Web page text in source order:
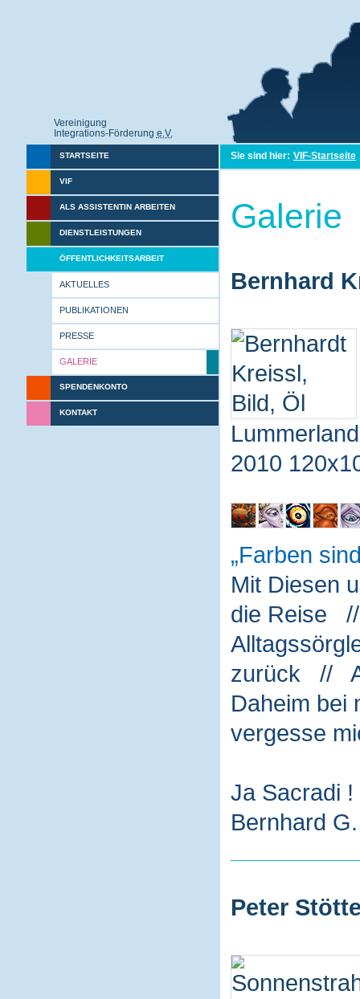
Vereinigung
Integrations-Förderung e.V.
STARTSEITE
VIF
ALS ASSISTENTIN ARBEITEN
DIENSTLEISTUNGEN
ÖFFENTLICHKEITSARBEIT
AKTUELLES
PUBLIKATIONEN
PRESSE
GALERIE
SPENDENKONTO
KONTAKT
Sie sind hier: VIF-Startseite
Galerie
Bernhard
2010
Farben
Mit Diesen
die Reise
zurück //
Daheim
vergesse
Ja Sacradi
Bernhard
Peter